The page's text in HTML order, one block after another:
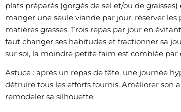
plats préparés (gorgés de sel et/ou de
manger une seule viande par jour, réserver
matières grasses. Trois repas par jour en
faut changer ses habitudes et fractionner sa
sur soi, la moindre petite faim est comblée par
Astuce : après un repas de fête, une journée
détruire tous les efforts fournis. Améliorer
remodeler sa silhouette.